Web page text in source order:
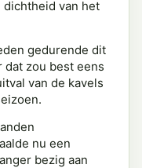
van het
gedurende dit
dat zou best eens
van de kavels
nu een
bezig aan